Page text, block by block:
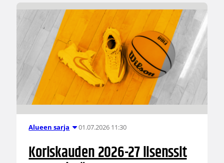
Alueen sarja 01.07.2026 11:30
Koriskauden 2026-27 lisenssit